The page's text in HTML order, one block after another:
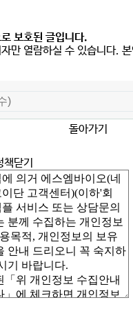
보호된 글입니다.
만 열람하실 수 있습니다.
돌아가기
책닫기